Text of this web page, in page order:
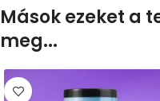
Mások ezeket a
meg...